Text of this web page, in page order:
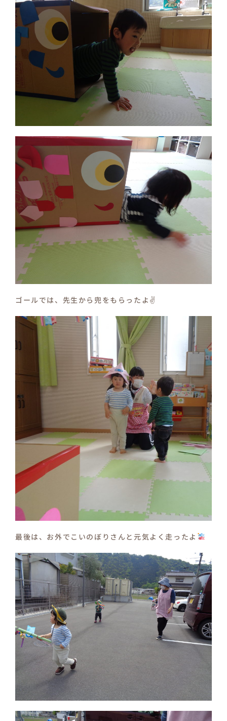
ゴールでは、先生から兜をもらったよ✌
最後は、お外でこいのぼりさんと元気よく走ったよ